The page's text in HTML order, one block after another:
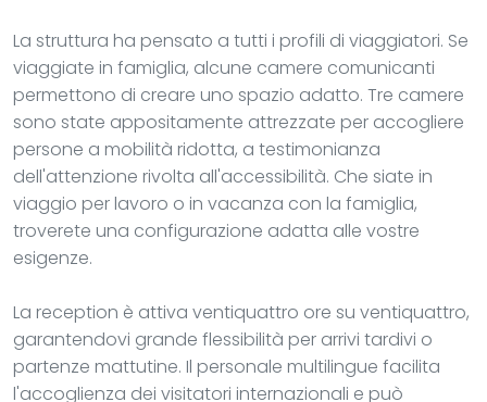
La struttura ha pensato a tutti i profili di viaggiatori. Se
viaggiate in famiglia, alcune camere comunicanti
permettono di creare uno spazio adatto. Tre camere
sono state appositamente attrezzate per accogliere
persone a mobilità ridotta, a testimonianza
dell'attenzione rivolta all'accessibilità. Che siate in
viaggio per lavoro o in vacanza con la famiglia,
troverete una configurazione adatta alle vostre
esigenze.
La reception è attiva ventiquattro ore su ventiquattro,
garantendovi grande flessibilità per arrivi tardivi o
partenze mattutine. Il personale multilingue facilita
l'accoglienza dei visitatori internazionali e può